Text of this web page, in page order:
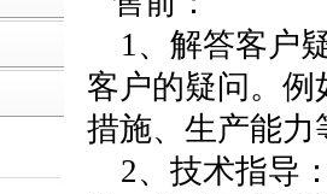
1、解答客户
客户的疑问。
措施、生产能力
2、技术指导